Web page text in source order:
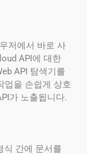
저에서 바로 사
API에 대한
API 탐색기를
업을 손쉽게 상호
가 노출됩니다.
식 간에 문서를